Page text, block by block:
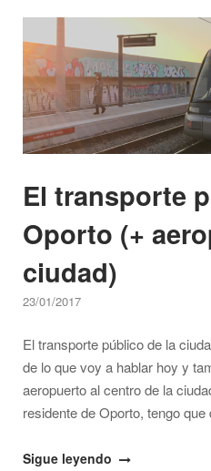
Open post
El transporte
Oporto (+
ciudad)
23/01/2017
El transporte público de la
de lo que voy a hablar hoy y
aeropuerto al centro de la
residente de Oporto, tengo
"El
Sigue leyendo